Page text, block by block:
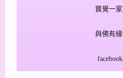
寳覺一家
與佛有緣
facebook